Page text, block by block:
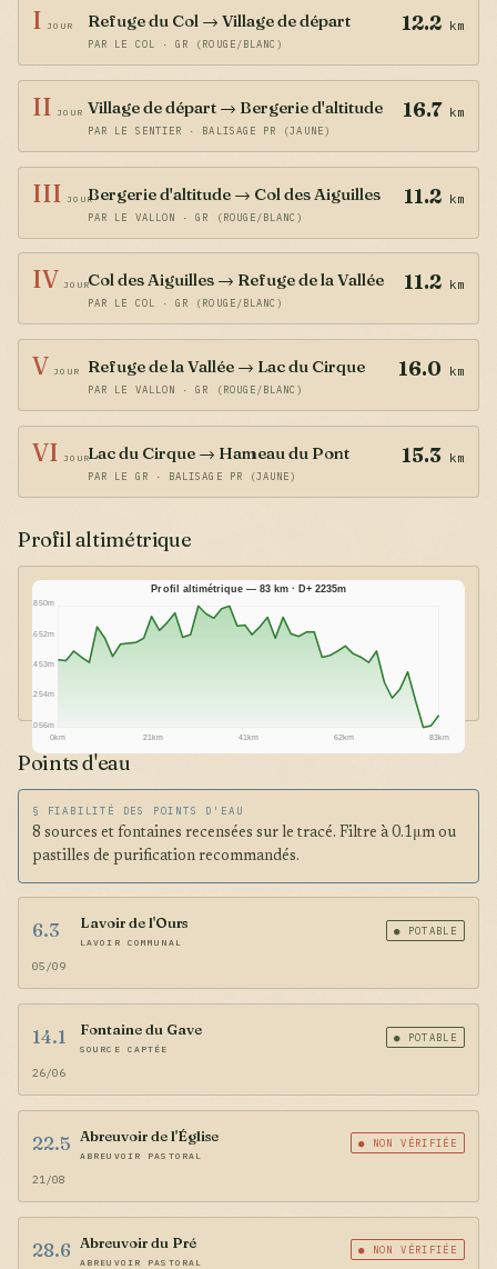
I JOUR Refuge du Col → Village de départ
PAR LE COL · GR (ROUGE/BLANC)
12.2 km
II JOUR Village de départ → Bergerie d'altitude
PAR LE SENTIER · BALISAGE PR (JAUNE)
16.7 km
III JOURBergerie d'altitude → Col des Aiguilles
PAR LE VALLON · GR (ROUGE/BLANC)
11.2 km
IV JOURCol des Aiguilles → Refuge de la Vallée
PAR LE COL · GR (ROUGE/BLANC)
11.2 km
V JOUR Refuge de la Vallée → Lac du Cirque
PAR LE VALLON · GR (ROUGE/BLANC)
16.0 km
VI JOURLac du Cirque → Hameau du Pont
PAR LE GR · BALISAGE PR (JAUNE)
15.3 km
Profil altimétrique
1056m
1254m
1453m
1652m
1850m
0km 21km 41km 62km 83km
Profil altimétrique — 83 km · D+ 2235m
Points d'eau
§ FIABILITÉ DES POINTS D'EAU
8 sources et fontaines recensées sur le tracé. Filtre à 0.1μm ou
pastilles de purification recommandés.
6.3 Lavoir de l'Ours
LAVOIR COMMUNAL
● POTABLE
05/09
14.1 Fontaine du Gave
SOURCE CAPTÉE
● POTABLE
26/06
22.5 Abreuvoir de l'Église
ABREUVOIR PASTORAL
● NON VÉRIFIÉE
21/08
28.6 Abreuvoir du Pré
ABREUVOIR PASTORAL
● NON VÉRIFIÉE